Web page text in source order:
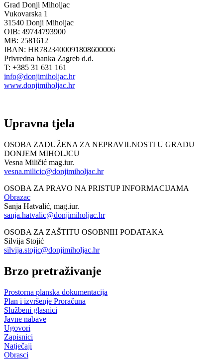
Grad Donji Miholjac
Vukovarska 1
31540 Donji Miholjac
OIB: 49744793900
MB: 2581612
IBAN: HR7823400091808600006
Privredna banka Zagreb d.d.
T: +385 31 631 161
info@donjimiholjac.hr
www.donjimiholjac.hr
Upravna tjela
OSOBA ZADUŽENA ZA NEPRAVILNOSTI U GRADU
DONJEM MIHOLJCU
Vesna Miličić mag.iur.
vesna.milicic@donjimiholjac.hr
OSOBA ZA PRAVO NA PRISTUP INFORMACIJAMA
Obrazac
Sanja Hatvalić, mag.iur.
sanja.hatvalic@donjimiholjac.hr
OSOBA ZA ZAŠTITU OSOBNIH PODATAKA
Silvija Stojić
silvija.stojic@donjimiholjac.hr
Brzo pretraživanje
Prostorna planska dokumentacija
Plan i izvršenje Proračuna
Službeni glasnici
Javne nabave
Ugovori
Zapisnici
Natječaji
Obrasci